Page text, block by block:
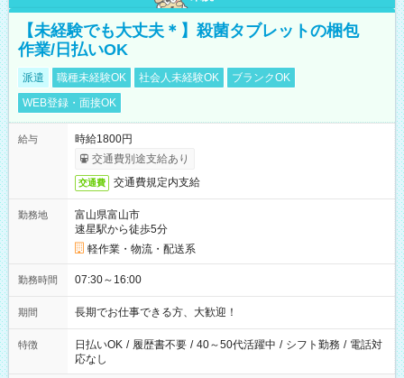
【未経験でも大丈夫＊】殺菌タブレットの梱包
作業/日払いOK
派遣 職種未経験OK 社会人未経験OK
ブランクOK
WEB登録・面接OK
給与
時給1800円
交通費別途支給あり
交通費 交通費規定内支給
勤務地
富山県富山市
速星駅から徒歩5分
軽作業・物流・配送系
勤務時間 07:30～16:00
期間 長期でお仕事できる方、大歓迎！
特徴 日払いOK / 履歴書不要 / 40～50代活躍中 / シフト勤務 / 電話対
応なし